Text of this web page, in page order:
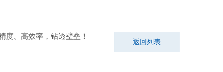
度、高效率，钻透壁垒！
返回列表